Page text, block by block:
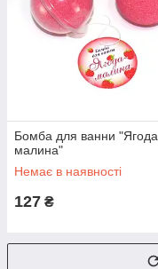
Бомба для ванни "Ягода
малина"
Немає в наявності
127 ₴